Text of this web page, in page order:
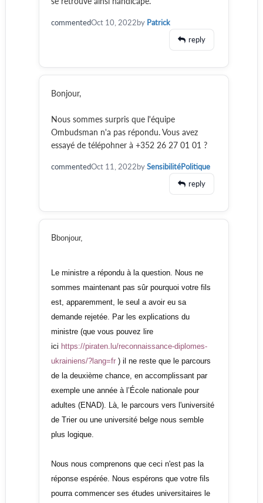
commentedOct 10, 2022by Patrick
reply
Bonjour,
Nous sommes surpris que l'équipe
Ombudsman n'a pas répondu. Vous avez
essayé de télépohner à +352 26 27 01 01 ?
commentedOct 11, 2022bySensibilitéPolitique
reply
Bbonjour,
Le ministre a répondu à la question. Nous ne
sommes maintenant pas sûr pourquoi votre fils
est, apparemment, le seul a avoir eu sa
demande rejetée. Par les explications du
ministre (que vous pouvez lire
ici https://piraten.lu/reconnaissance-diplomes-
ukrainiens/?lang=fr) il ne reste que le parcours
de la deuxième chance, en accomplissant par
exemple une année à l’École nationale pour
adultes (ENAD). Là, le parcours vers l'université
de Trier ou une université belge nous semble
plus logique.
Nous nous comprenons que ceci n'est pas la
réponse espérée. Nous espérons que votre fils
pourra commencer ses études universitaires le